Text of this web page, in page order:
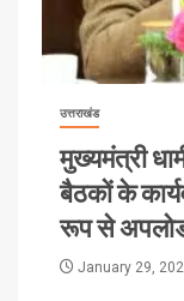
उत्तराखंड
मुख्यमंत्री
बैठकों के
रूप से
January 29,